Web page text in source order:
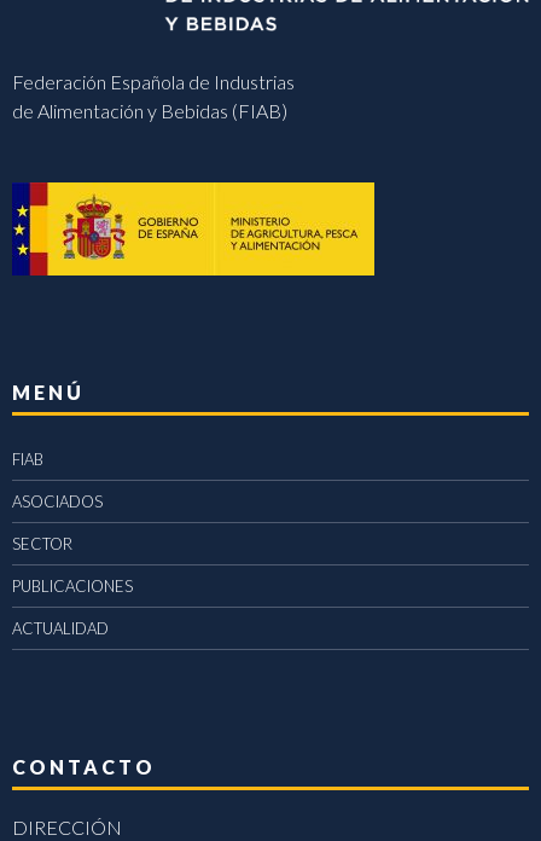
Federación Española de Industrias
de Alimentación y Bebidas (FIAB)
MENÚ
FIAB
ASOCIADOS
SECTOR
PUBLICACIONES
ACTUALIDAD
CONTACTO
DIRECCIÓN